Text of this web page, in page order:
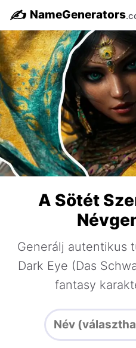
✍️ NameGenerators
A Sötét
Generálj autentikus
Dark Eye (Das
fantasy